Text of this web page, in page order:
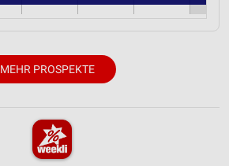
MEHR PROSPEKTE